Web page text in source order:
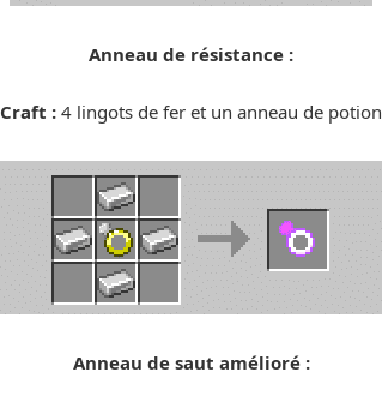
Anneau de résistance :
Craft : 4 lingots de fer et un anneau de potion
Anneau de saut amélioré :